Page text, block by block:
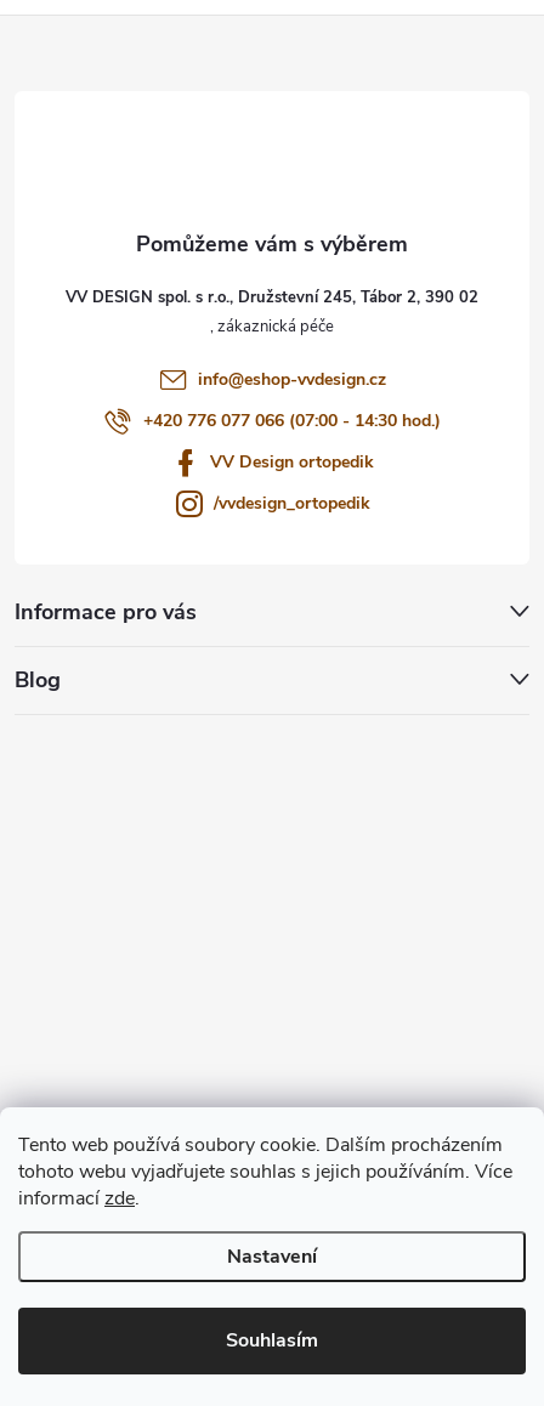
Tento web používá soubory cookie. Dalším procházením
tohoto webu vyjadřujete souhlas s jejich používáním. Více
informacízde.
Nastavení
Souhlasím
VV DESIGN spol. s r.o., Družstevní 245, Tábor 2, 390 02
info@eshop-vvdesign.cz
+420 776 077 066 (07:00 - 14:30 hod.)
VV Design ortopedik
/vvdesign_ortopedik
Informace pro vás
Blog
Copyright 2026VV DESIGN. Všechna práva vyhrazena.Upravit
nastavení cookies